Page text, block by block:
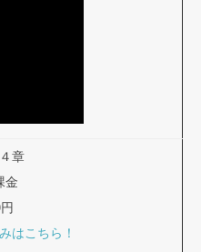
章
金
はこちら！